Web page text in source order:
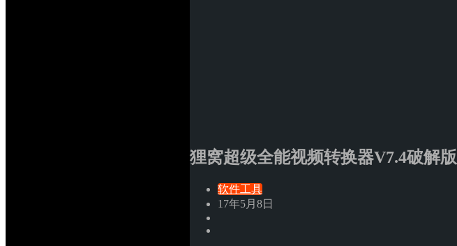
狸窝超级全能视频转换器V7.4破解版
软件工具
17年5月8日